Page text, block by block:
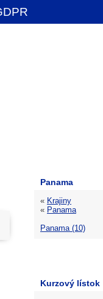
Panama
« Krajiny
« Panama
Panama (10)
Kurzový lístok